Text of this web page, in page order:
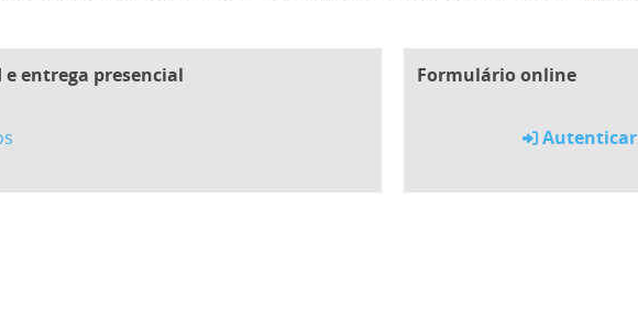
entrega presencial Formulário online
Autenticar